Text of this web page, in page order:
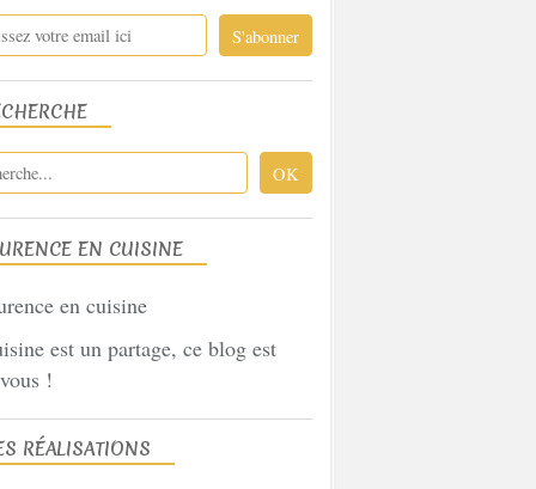
EN CUISINE
est un partage, ce blog est
!
RÉALISATIONS